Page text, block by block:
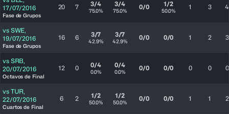
17/07/2016
Fase de Grupos
20 7 3/4
75.0%
3/4
75.0% 0/0 1/2
50.0% 1 3 4
vs SWE,
19/07/2016
Fase de Grupos
16 6 3/7
42.9%
3/7
42.9% 0/0 0/0 1 2 3
vs SRB,
20/07/2016
Octavos de Final
12 0 0/4
0.0%
0/4
0.0% 0/0 0/0 0 0 0
vs TUR,
22/07/2016
Cuartos de Final
6 2 1/2
50.0%
1/2
50.0% 0/0 0/0 1 1 2